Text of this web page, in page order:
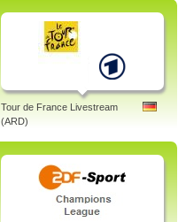
Tour de France Livestream
(ARD)